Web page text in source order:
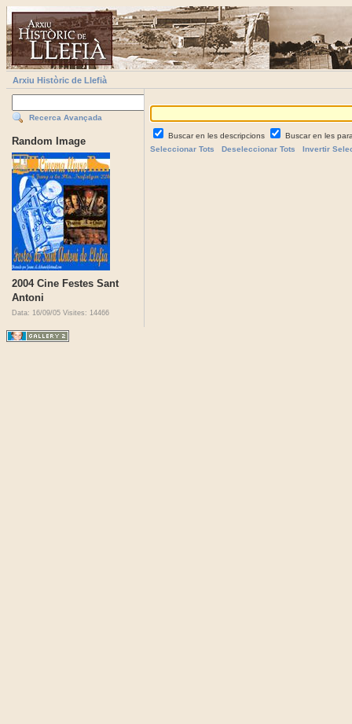
Arxiu Històric de Llefià
Recerca Avançada
Random Image
2004 Cine Festes Sant
Antoni
Data: 16/09/05 Visites: 14466
Buscar en les descripcions
Buscar en les
Seleccionar Tots
Deseleccionar Tots Invertir